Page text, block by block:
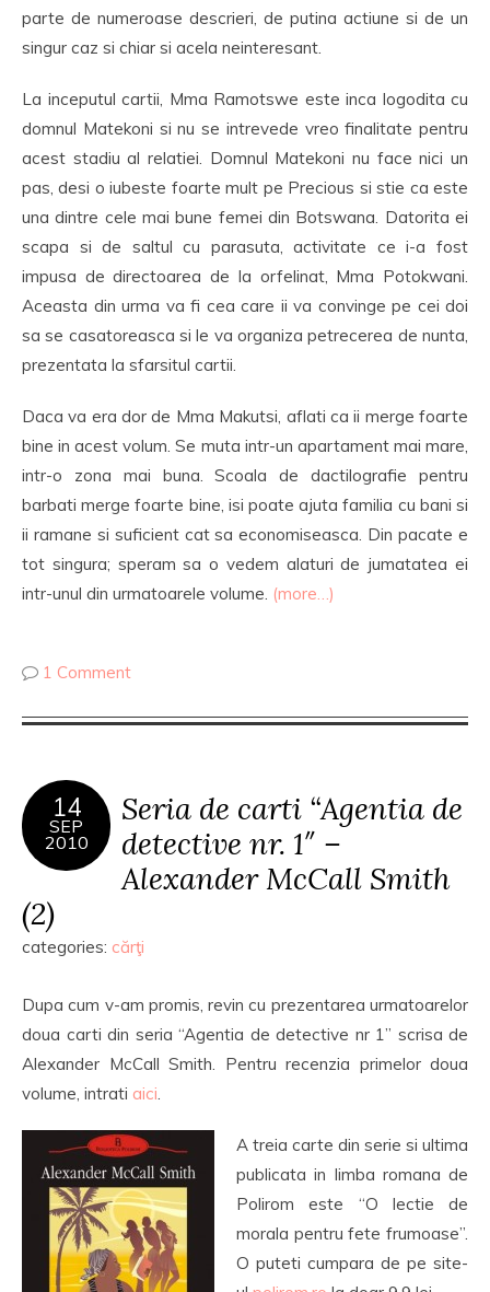
parte de numeroase descrieri, de putina actiune si de un
singur caz si chiar si acela neinteresant.
La inceputul cartii, Mma Ramotswe este inca logodita cu
domnul Matekoni si nu se intrevede vreo finalitate pentru
acest stadiu al relatiei. Domnul Matekoni nu face nici un
pas, desi o iubeste foarte mult pe Precious si stie ca este
una dintre cele mai bune femei din Botswana. Datorita ei
scapa si de saltul cu parasuta, activitate ce i-a fost
impusa de directoarea de la orfelinat, Mma Potokwani.
Aceasta din urma va fi cea care ii va convinge pe cei doi
sa se casatoreasca si le va organiza petrecerea de nunta,
prezentata la sfarsitul cartii.
Daca va era dor de Mma Makutsi, aflati ca ii merge foarte
bine in acest volum. Se muta intr-un apartament mai mare,
intr-o zona mai buna. Scoala de dactilografie pentru
barbati merge foarte bine, isi poate ajuta familia cu bani si
ii ramane si suficient cat sa economiseasca. Din pacate e
tot singura; speram sa o vedem alaturi de jumatatea ei
intr-unul din urmatoarele volume. (more…)
1 Comment
14
SEP
2010
Seria de carti “Agentia de
detective nr. 1″ –
Alexander McCall Smith
(2)
categories: cărţi
Dupa cum v-am promis, revin cu prezentarea urmatoarelor
doua carti din seria “Agentia de detective nr 1” scrisa de
Alexander McCall Smith. Pentru recenzia primelor doua
volume, intrati aici.
A treia carte din serie si ultima
publicata in limba romana de
Polirom este “O lectie de
morala pentru fete frumoase”.
O puteti cumpara de pe site-